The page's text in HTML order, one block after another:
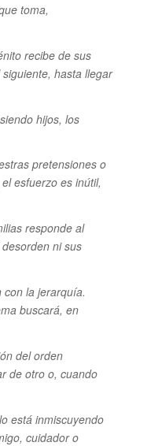
toma,
recibe de sus
hasta llegar
hijos, los
pretensiones o
esfuerzo es inútil,
responde al
ni sus
la jerarquía.
buscará, en
del orden
de otro o, cuando
está inmiscuyendo
cuidador o